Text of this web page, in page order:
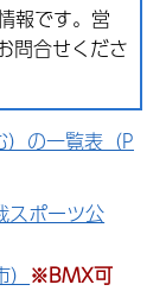
報です。営
問合せくださ
の一覧表（P
スポーツ公
※BMX可